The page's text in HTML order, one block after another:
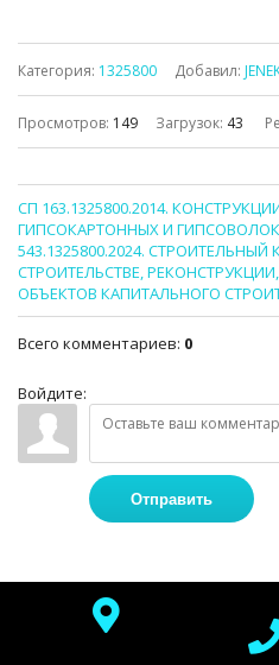
Категория: 1325800 Добавил:
Просмотров: 149 Загрузок: 43
СП 163.1325800.2014.
ГИПСОКАРТОННЫХ И
543.1325800.2024.
СТРОИТЕЛЬСТВЕ,
ОБЪЕКТОВ КАПИТАЛЬНОГО
Всего комментариев: 0
Войдите:
Отправить